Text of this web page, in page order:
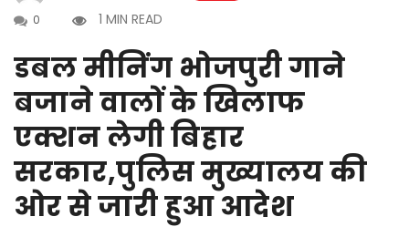
0
1 MIN READ
डबल मीनिंग भोजपुरी गाने
बजाने वालों के खिलाफ
एक्शन लेगी बिहार
सरकार,पुलिस मुख्यालय की
ओर से जारी हुआ आदेश